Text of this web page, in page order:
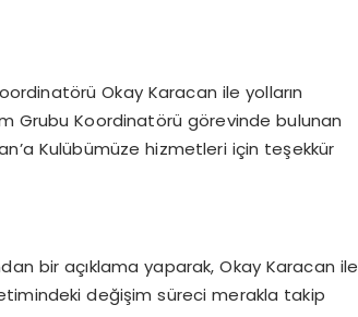
Okay Karacan ile yolların
Grubu Koordinatörü görevinde bulunan
Kulübümüze hizmetleri için teşekkür
bir açıklama yaparak, Okay Karacan ile
değişim süreci merakla takip